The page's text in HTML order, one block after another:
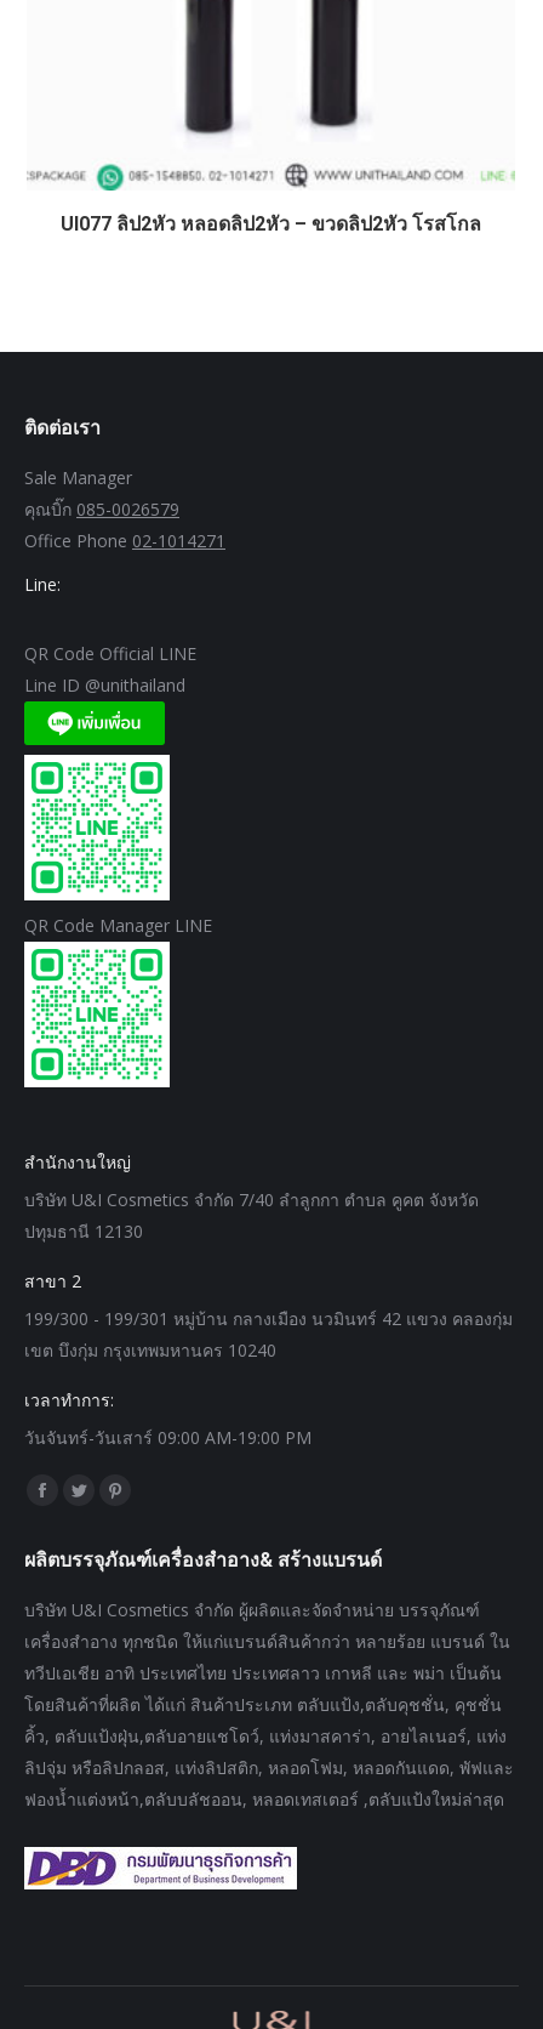
UI077 ลิป2หัว หลอดลิป2หัว – ขวดลิป2หัว โรสโกล
ติดต่อเรา
Sale Manager
คุณบิ๊ก 085-0026579
Office Phone 02-1014271
Line:
QR Code Official LINE
Line ID @unithailand
QR Code Manager LINE
สำนักงานใหญ่
บริษัท U&I Cosmetics จำกัด 7/40 ลำลูกกา ตำบล คูคต จังหวัด
ปทุมธานี 12130
สาขา 2
199/300 - 199/301 หมู่บ้าน กลางเมือง นวมินทร์ 42 แขวง คลองกุ่ม
เขต บึงกุ่ม กรุงเทพมหานคร 10240
เวลาทำการ:
วันจันทร์-วันเสาร์ 09:00 AM-19:00 PM
Find us on:
Facebook
opens
in
new
window
Twitter
opens
new
window
Pinterest
opens
window
ผลิตบรรจุภัณฑ์เครื่องสำอาง& สร้างแบรนด์
บริษัท U&I Cosmetics จำกัด ผู้ผลิตและจัดจำหน่าย บรรจุภัณฑ์
เครื่องสำอาง ทุกชนิด ให้แก่แบรนด์สินค้ากว่า หลายร้อย แบรนด์ ใน
ทวีปเอเชีย อาทิ ประเทศไทย ประเทศลาว เกาหลี และ พม่า เป็นต้น
โดยสินค้าที่ผลิต ได้แก่ สินค้าประเภท ตลับแป้ง,ตลับคุชชั่น, คุชชั่น
คิ้ว, ตลับแป้งฝุ่น,ตลับอายแชโดว์, แท่งมาสคาร่า, อายไลเนอร์, แท่ง
ลิปจุ่ม หรือลิปกลอส, แท่งลิปสติก, หลอดโฟม, หลอดกันแดด, พัฟและ
ฟองน้ำแต่งหน้า,ตลับบลัชออน, หลอดเทสเตอร์ ,ตลับแป้งใหม่ล่าสุด